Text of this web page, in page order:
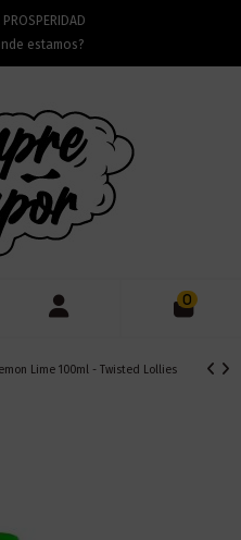
estamos?
0
Lime 100ml - Twisted Lollies